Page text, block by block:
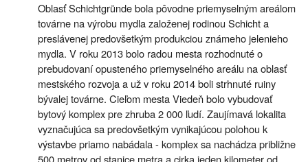
Oblasť Schichtgründe bola pôvodne priemyselným areálom
továrne na výrobu mydla založenej rodinou Schicht a
preslávenej predovšetkým produkciou známeho jelenieho
mydla. V roku 2013 bolo radou mesta rozhodnuté o
prebudovaní opusteného priemyselného areálu na oblasť
mestského rozvoja a už v roku 2014 boli strhnuté ruiny
bývalej továrne. Cieľom mesta Viedeň bolo vybudovať
bytový komplex pre zhruba 2 000 ľudí. Zaujímavá lokalita
vyznačujúca sa predovšetkým vynikajúcou polohou k
výstavbe priamo nabádala - komplex sa nachádza približne